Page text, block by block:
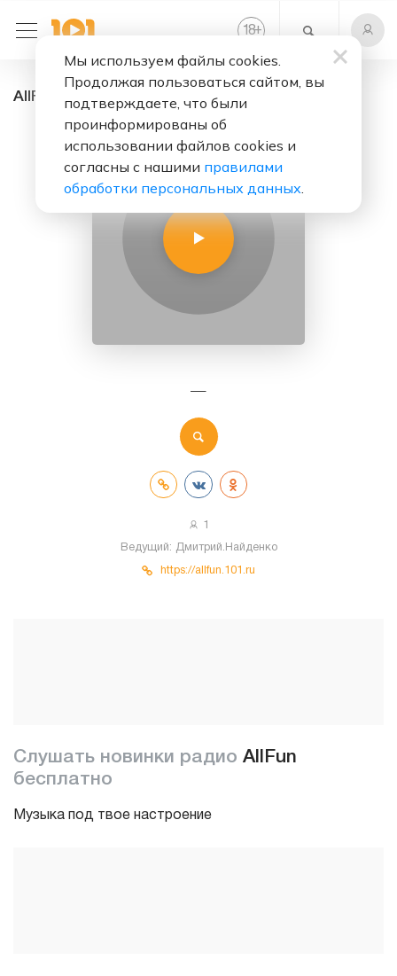
18+
AllFun - радио онлайн. Слушать бесплатно
—
1
Ведущий: Дмитрий.Найденко
https://allfun.101.ru
Слушать новинки радио AllFun
бесплатно
Музыка под твое настроение
Мы используем файлы cookies.
Продолжая пользоваться сайтом, вы
подтверждаете, что были
проинформированы об
использовании файлов cookies и
согласны с нашими правилами
обработки персональных данных.